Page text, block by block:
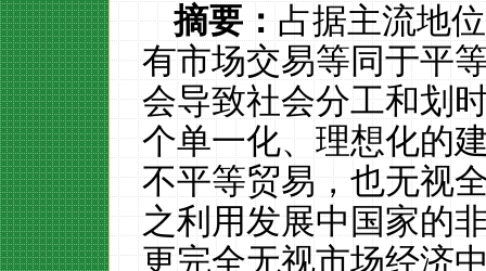
摘要：占据主流地
有市场交易等同于平
会导致社会分工和划
个单一化、理想化的
不平等贸易，也无视
之利用发展中国家的
更完全无视市场经济